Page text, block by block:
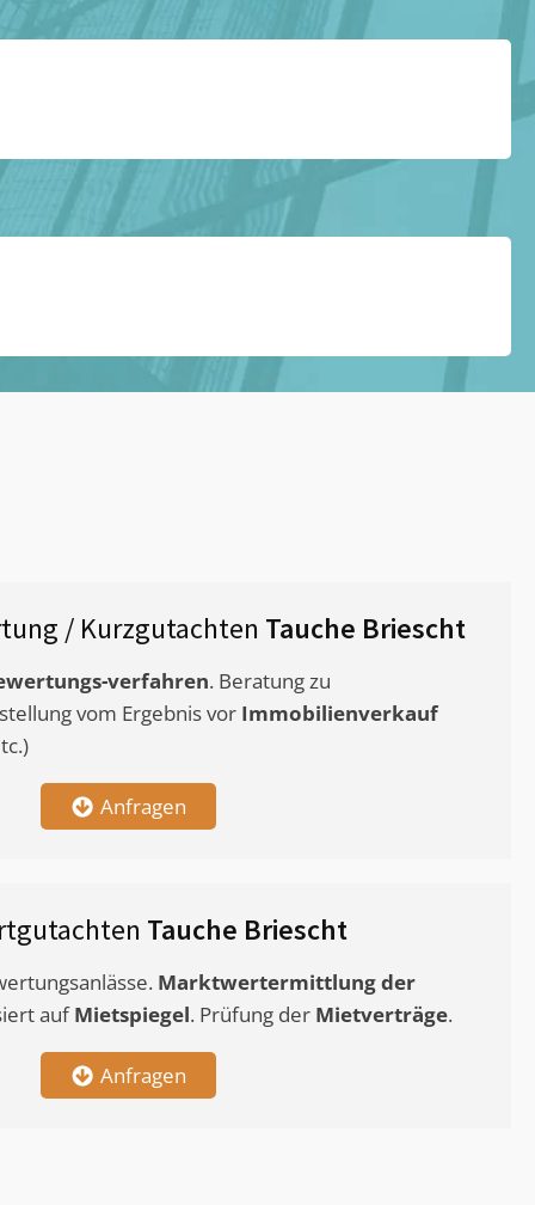
/ Kurzgutachten Tauche Briescht
verfahren. Beratung zu
vom Ergebnis vor Immobilienverkauf
Anfragen
Tauche Briescht
Marktwertermittlungder
aufMietspiegel. Prüfung der Mietverträge.
Anfragen